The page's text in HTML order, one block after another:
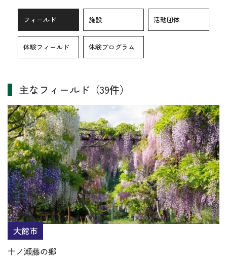
フィールド 施設 活動団体
体験フィールド 体験プログラム
主なフィールド（39件）
大館市
十ノ瀬藤の郷